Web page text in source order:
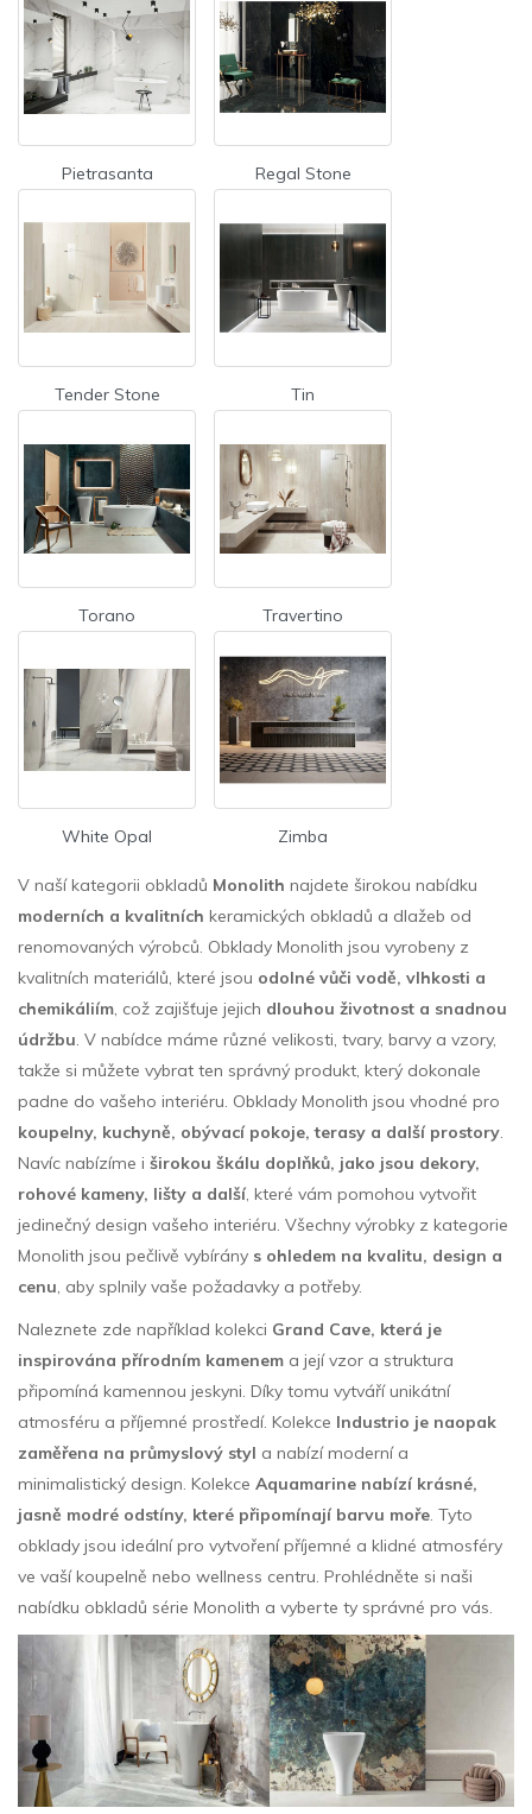
Pietrasanta Regal Stone
Tender Stone Tin
Torano Travertino
White Opal Zimba
V naší kategorii obkladů Monolith najdete širokou nabídku
moderních a kvalitních keramických obkladů a dlažeb od
renomovaných výrobců. Obklady Monolith jsou vyrobeny z
kvalitních materiálů, které jsou odolné vůči vodě, vlhkosti a
chemikáliím, což zajišťuje jejich dlouhou životnost a snadnou
údržbu. V nabídce máme různé velikosti, tvary, barvy a vzory,
takže si můžete vybrat ten správný produkt, který dokonale
padne do vašeho interiéru. Obklady Monolith jsou vhodné pro
koupelny, kuchyně, obývací pokoje, terasy a další prostory.
Navíc nabízíme i širokou škálu doplňků, jako jsou dekory,
rohové kameny, lišty a další, které vám pomohou vytvořit
jedinečný design vašeho interiéru. Všechny výrobky z kategorie
Monolith jsou pečlivě vybírány s ohledem na kvalitu, design a
cenu, aby splnily vaše požadavky a potřeby.
Naleznete zde například kolekci Grand Cave, která je
inspirována přírodním kamenem a její vzor a struktura
připomíná kamennou jeskyni. Díky tomu vytváří unikátní
atmosféru a příjemné prostředí. Kolekce Industrio je naopak
zaměřena na průmyslový styl a nabízí moderní a
minimalistický design. Kolekce Aquamarine nabízí krásné,
jasně modré odstíny, které připomínají barvu moře. Tyto
obklady jsou ideální pro vytvoření příjemné a klidné atmosféry
ve vaší koupelně nebo wellness centru. Prohlédněte si naši
nabídku obkladů série Monolith a vyberte ty správné pro vás.